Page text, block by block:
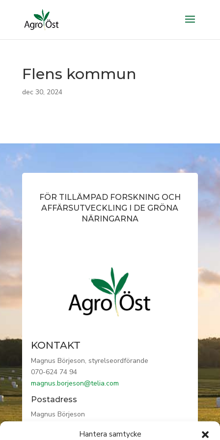
Hantera samtycke
Flens kommun
dec 30, 2024
FÖR TILLÄMPAD FORSKNING OCH
AFFÄRSUTVECKLING I DE GRÖNA
NÄRINGARNA
KONTAKT
Magnus Börjeson, styrelseordförande
070-624 74 94
magnus.borjeson@telia.com
Postadress
Magnus Börjeson
590 76 VRETA KLOSTER